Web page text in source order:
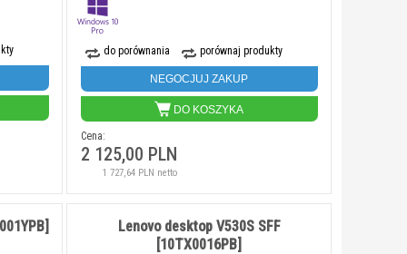
do porównania porównaj produkty
NEGOCJUJ ZAKUP
DO KOSZYKA
Cena:
2 125,00 PLN
1 727,64 PLN netto
Lenovo desktop V530S SFF
[10TX0016PB]